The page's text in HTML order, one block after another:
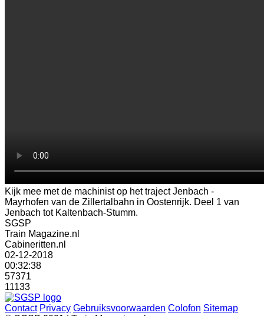
Kijk mee met de machinist op het traject Jenbach -
Mayrhofen van de Zillertalbahn in Oostenrijk. Deel 1 van
Jenbach tot Kaltenbach-Stumm.
SGSP
Train Magazine.nl
Cabineritten.nl
02-12-2018
00:32:38
57371
11133
Contact Privacy Gebruiksvoorwaarden Colofon Sitemap